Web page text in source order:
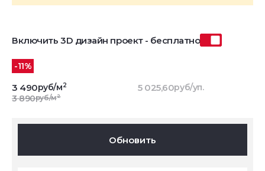
Включить 3D дизайн проект - бесплатно
-11%
3 490руб/м2
3 890руб/м2
5 025,60руб/уп.
Обновить